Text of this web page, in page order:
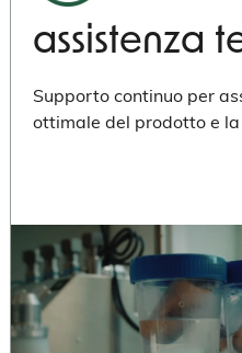
assistenza
Supporto continuo per
ottimale del prodotto e